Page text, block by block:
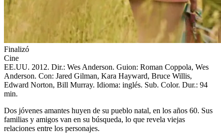
Finalizó
Cine
EE.UU. 2012. Dir.: Wes Anderson. Guion: Roman Coppola, Wes
Anderson. Con: Jared Gilman, Kara Hayward, Bruce Willis,
Edward Norton, Bill Murray. Idioma: inglés. Sub. Color. Dur.: 94
min.
Dos jóvenes amantes huyen de su pueblo natal, en los años 60. Sus
familias y amigos van en su búsqueda, lo que revela viejas
relaciones entre los personajes.